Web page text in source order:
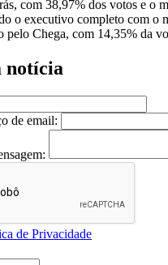
com 38,97% dos votos e o
o executivo completo com o
pelo Chega, com 14,35% da
notícia
de email:
de Privacidade